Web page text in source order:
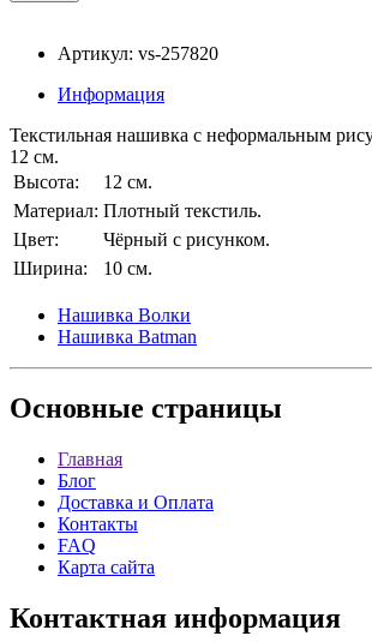
Артикул: vs-257820
Информация
Текстильная нашивка с неформальным
12 см.
Высота:
12 см.
Материал: Плотный текстиль.
Цвет:
Чёрный с рисунком.
Ширина:
10 см.
Нашивка Волки
Нашивка Batman
Основные страницы
Главная
Блог
Доставка и Оплата
Контакты
FAQ
Карта сайта
Контактная информация